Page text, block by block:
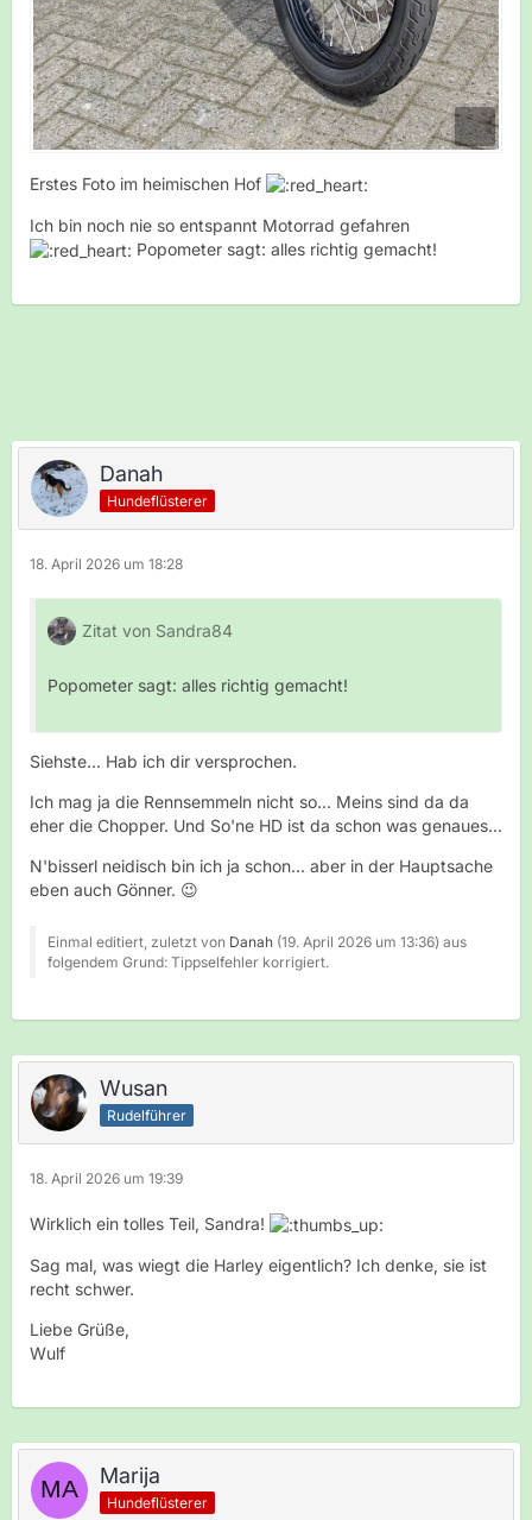
Erstes Foto im heimischen Hof
Ich bin noch nie so entspannt Motorrad gefahren
Popometer sagt: alles richtig gemacht!
Danah
Hundeflüsterer
18. April 2026 um 18:28
Zitat von Sandra84
Popometer sagt: alles richtig gemacht!
Siehste... Hab ich dir versprochen.
Ich mag ja die Rennsemmeln nicht so... Meins sind da da
eher die Chopper. Und So'ne HD ist da schon was genaues...
N'bisserl neidisch bin ich ja schon... aber in der Hauptsache
eben auch Gönner. 😉
Einmal editiert, zuletzt von Danah (19. April 2026 um 13:36) aus
folgendem Grund: Tippselfehler korrigiert.
Wusan
Rudelführer
18. April 2026 um 19:39
Wirklich ein tolles Teil, Sandra!
Sag mal, was wiegt die Harley eigentlich? Ich denke, sie ist
recht schwer.
Liebe Grüße,
Wulf
Marija
Hundeflüsterer